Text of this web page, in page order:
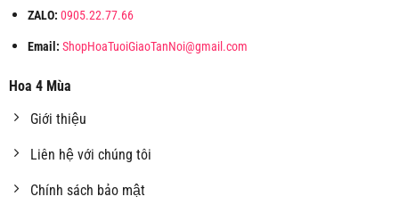
ZALO: 0905.22.77.66
Email: ShopHoaTuoiGiaoTanNoi@gmail.com
Hoa 4 Mùa
Giới thiệu
Liên hệ với chúng tôi
Chính sách bảo mật